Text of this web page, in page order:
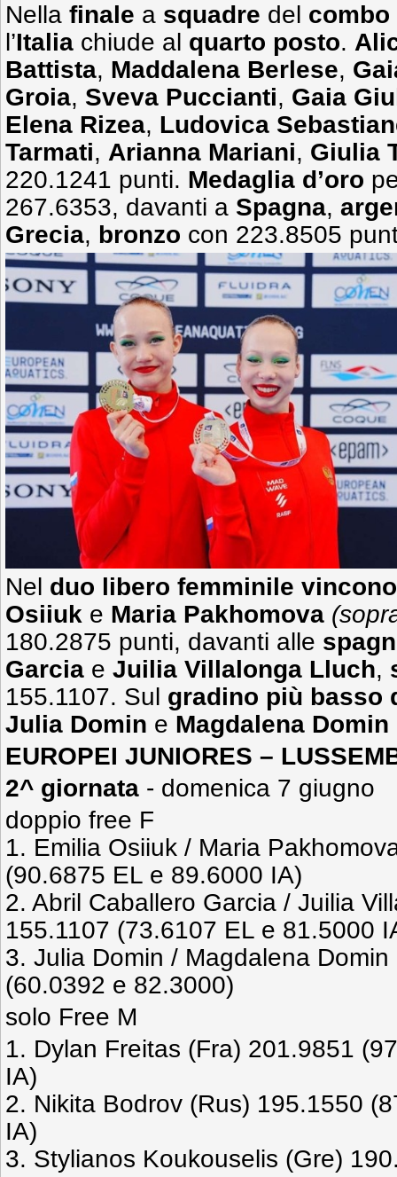
Nella finale a squadre del combo
l’Italia chiude al quarto posto.
Battista, Maddalena Berlese,
Groia, Sveva Puccianti, Gaia
Elena Rizea, Ludovica
Tarmati, Arianna Mariani, Giulia
220.1241 punti. Medaglia d’oro
267.6353, davanti a Spagna,
Grecia, bronzo con 223.8505
Nel duo libero femminile vincono
Osiiuk e Maria Pakhomova
180.2875 punti, davanti alle
Garcia e Juilia Villalonga Lluch,
155.1107. Sul gradino più basso
Julia Domin e Magdalena Domin
EUROPEI JUNIORES –
2^ giornata - domenica 7 giugno
doppio free F
1. Emilia Osiiuk / Maria
(90.6875 EL e 89.6000 IA)
2. Abril Caballero Garcia / Juilia
155.1107 (73.6107 EL e 81.5000
3. Julia Domin / Magdalena
(60.0392 e 82.3000)
solo Free M
1. Dylan Freitas (Fra) 201.9851
IA)
2. Nikita Bodrov (Rus) 195.1550
IA)
3. Stylianos Koukouselis (Gre)